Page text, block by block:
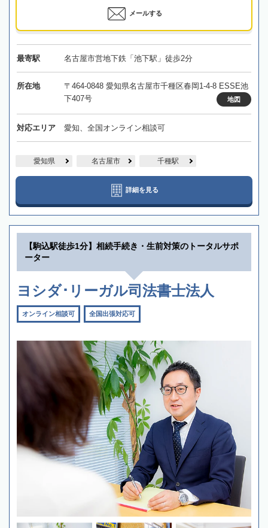
メールする
最寄駅 名古屋市営地下鉄「池下駅」徒歩2分
所在地
〒464-0848 愛知県名古屋市千種区春岡1-4-8 ESSE池
下407号
地図
対応エリア 愛知、全国オンライン相談可
愛知県 名古屋市 千種駅
詳細を見る
【駒込駅徒歩1分】相続手続き・生前対策のトータルサポ
ーター
ヨシダ･リーガル司法書士法人
オンライン相談可 全国出張対応可